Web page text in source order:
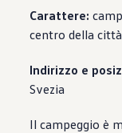
Carattere:
centro della
Indirizzo e
Svezia
Il campeggio è